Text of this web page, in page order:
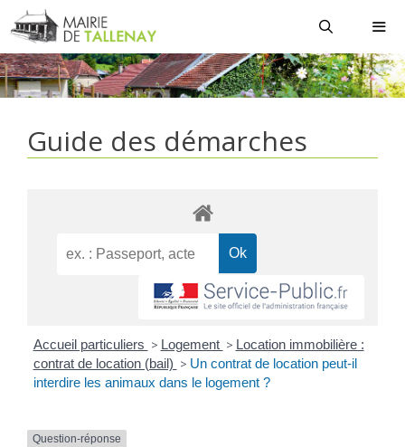
Aller
au
contenu
Guide des démarches
Accueil particuliers > Logement > Location immobilière :
contrat de location (bail) > Un contrat de location peut-il
interdire les animaux dans le logement ?
Question-réponse